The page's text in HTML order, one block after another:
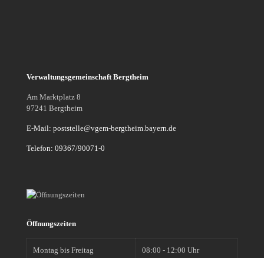
Verwaltungsgemeinschaft Bergtheim
Am Marktplatz 8
97241 Bergtheim
E-Mail: poststelle@vgem-bergtheim.bayern.de
Telefon: 09367/90071-0
Öffnungszeiten
Montag bis Freitag 08:00 - 12:00 Uhr